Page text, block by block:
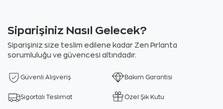
Siparişiniz Nasıl Gelecek?
Siparişiniz size teslim edilene kadar Zen Pırlanta
sorumluluğu ve güvencesi altındadır.
Güvenli Alışveriş Bakım Garantisi
Sigortalı Teslimat Özel Şık Kutu